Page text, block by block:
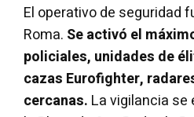
El operativo de seguridad
Roma. Se activó el
policiales, unidades de
cazas Eurofighter,
cercanas. La vigilancia se